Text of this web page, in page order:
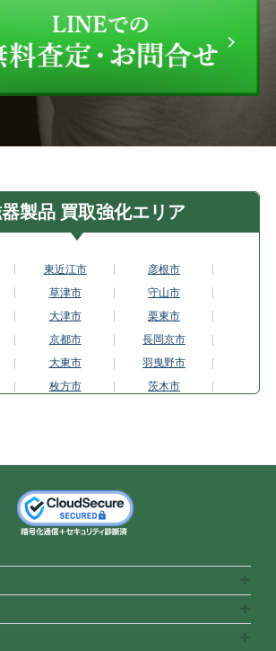
製品 買取強化エリア
東近江市
彦根市
草津市
守山市
大津市
栗東市
京都市
長岡京市
大東市
羽曳野市
枚方市
茨木市
高槻市
八尾市
宝塚市
神戸市垂水区
奈良県
生駒市